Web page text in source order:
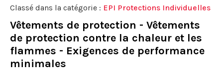
Classé dans la catégorie : EPI Protections Individuelles
Vêtements de protection - Vêtements
de protection contre la chaleur et les
flammes - Exigences de performance
minimales